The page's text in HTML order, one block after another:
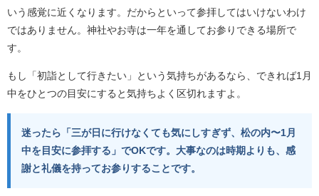
いう感覚に近くなります。だからといって参拝してはいけないわけ
ではありません。神社やお寺は一年を通してお参りできる場所で
す。
もし「初詣として行きたい」という気持ちがあるなら、できれば1月
中をひとつの目安にすると気持ちよく区切れますよ。
迷ったら「三が日に行けなくても気にしすぎず、松の内〜1月
中を目安に参拝する」でOKです。大事なのは時期よりも、感
謝と礼儀を持ってお参りすることです。